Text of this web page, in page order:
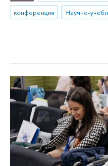
конференция